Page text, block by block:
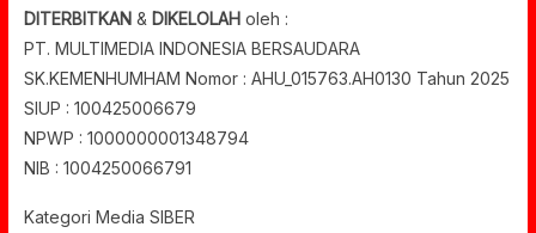
DITERBITKAN& DIKELOLAHoleh :
PT. MULTIMEDIA INDONESIA BERSAUDARA
SK.KEMENHUMHAM Nomor : AHU_015763.AH0130 Tahun 2025
SIUP : 100425006679
NPWP : 1000000001348794
NIB : 1004250066791
Kategori Media SIBER